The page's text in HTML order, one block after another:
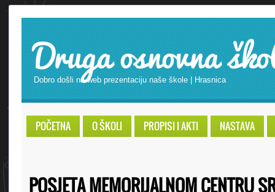
Druga osnovna
Dobro došli na web prezentaciju naše škole | Hrasnica
POČETNA O ŠKOLI PROPISI I AKTI NASTAVA
POSJETA MEMORIJALNOM CENTRU